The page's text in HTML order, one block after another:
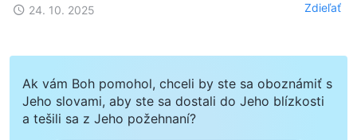
24. 10. 2025 Zdieľať
Ak vám Boh pomohol, chceli by ste sa oboznámiť s
Jeho slovami, aby ste sa dostali do Jeho blízkosti
a tešili sa z Jeho požehnaní?